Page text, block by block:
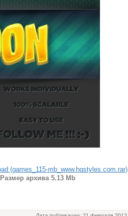
(games_115-mb_www.hqstyles.com.rar)
Размер архива 5.13 Mb